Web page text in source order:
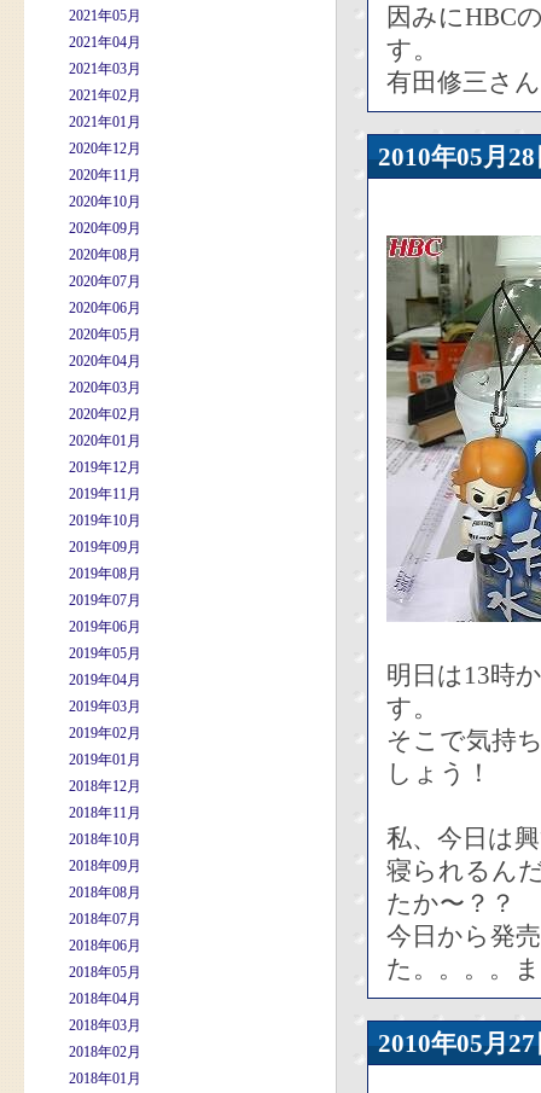
2021年05月
2021年04月
2021年03月
2021年02月
2021年01月
2020年12月
2020年11月
2020年10月
2020年09月
2020年08月
2020年07月
2020年06月
2020年05月
2020年04月
2020年03月
2020年02月
2020年01月
2019年12月
2019年11月
2019年10月
2019年09月
2019年08月
2019年07月
2019年06月
2019年05月
2019年04月
2019年03月
2019年02月
2019年01月
2018年12月
2018年11月
2018年10月
2018年09月
2018年08月
2018年07月
2018年06月
2018年05月
2018年04月
2018年03月
2018年02月
2018年01月
因みにHBC
す。
有田修三さ
2010年05
明日は13時
す。
そこで気持
しょう！
私、今日は
寝られるん
たか〜？？
今日から発
た。。。。
2010年05